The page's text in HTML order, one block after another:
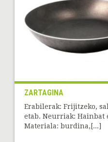
ZARTAGINA
Erabilerak: Frijitzeko,
etab. Neurriak: Hainbat
Materiala: burdina,[...]